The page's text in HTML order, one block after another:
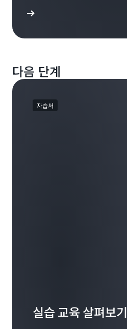
다음 단계
자습서
실습 교육 살펴보기